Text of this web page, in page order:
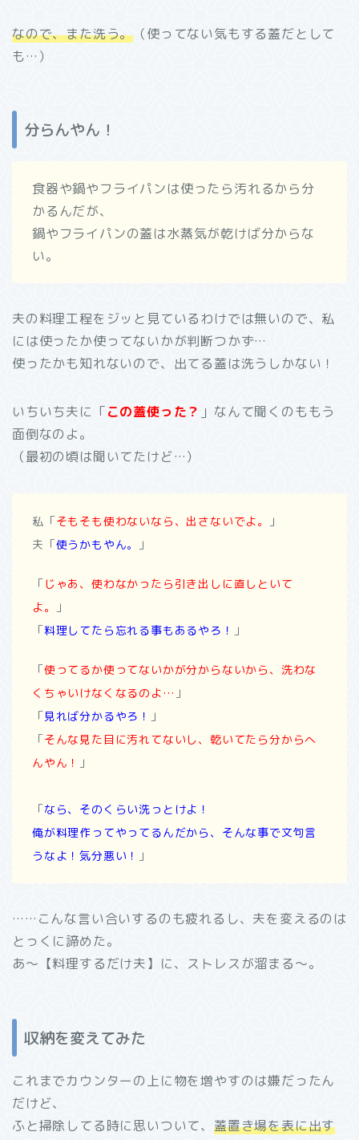
なので、また洗う。 （使ってない気もする蓋だとして
も…）
分らんやん！
食器や鍋やフライパンは使ったら汚れるから分
かるんだが、
鍋やフライパンの蓋は水蒸気が乾けば分からな
い。
夫の料理工程をジッと見ているわけでは無いので、私
には使ったか使ってないかが判断つかず…
使ったかも知れないので、出てる蓋は洗うしかない！
いちいち夫に「この蓋使った？ 」なんて聞くのももう
面倒なのよ。
（最初の頃は聞いてたけど…）
私「そもそも使わないなら、出さないでよ。
」
夫「使うかもやん。 」
「じゃあ、使わなかったら引き出しに直しといて
よ。
」
「料理してたら忘れる事もあるやろ！ 」
「使ってるか使ってないかが分からないから、洗わな
くちゃいけなくなるのよ… 」
「見れば分かるやろ！
」
「そんな見た目に汚れてないし、乾いてたら分からへ
んやん！
」
「なら、そのくらい洗っとけよ！
俺が料理作ってやってるんだから、そんな事で文句言
うなよ！気分悪い！
」
……こんな言い合いするのも疲れるし、夫を変えるのは
とっくに諦めた。
あ～【料理するだけ夫】に、ストレスが溜まる～。
収納を変えてみた
これまでカウンターの上に物を増やすのは嫌だったん
だけど、
ふと掃除してる時に思いついて、 蓋置き場を表に出す